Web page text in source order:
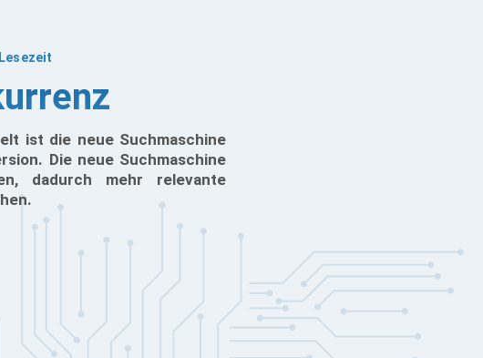
ist die neue Suchmaschine
Die neue Suchmaschine
dadurch mehr relevante